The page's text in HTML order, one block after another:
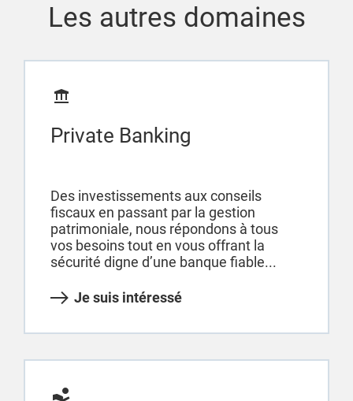
Les autres domaines
Private Banking
Des investissements aux conseils
fiscaux en passant par la gestion
patrimoniale, nous répondons à tous
vos besoins tout en vous offrant la
sécurité digne d’une banque fiable...
Je suis intéressé